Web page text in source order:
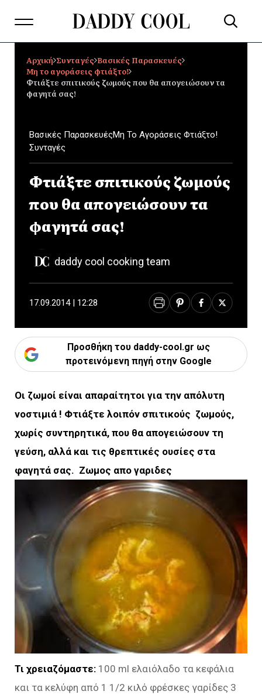
Αρχική Συνταγές Βασικές Παρασκευές
Μη το αγοράσεις φτιάξτο!
Φτιάξτε σπιτικούς ζωμούς που θα απογειώσουν τα
φαγητά σας!
Βασικές ΠαρασκευέςΜη Το Αγοράσεις Φτιάξτο!
Συνταγές
Φτιάξτε σπιτικούς ζωμούς
που θα απογειώσουν τα
φαγητά σας!
daddy cool cooking team
17.09.2014 | 12:28
Προσθήκη του daddy-cool.gr ως
προτεινόμενη πηγή στην Google
Οι ζωμοί είναι απαραίτητοι για την απόλυτη
νοστιμιά ! Φτιάξτε λοιπόν σπιτικούς ζωμούς,
χωρίς συντηρητικά, που θα απογειώσουν τη
γεύση, αλλά και τις θρεπτικές ουσίες στα
φαγητά σας. Ζωμος απο γαριδες
Τι χρειαζόμαστε: 100 ml ελαιόλαδο τα κεφάλια
και τα κελύφη από 1 1/2 κιλό φρέσκες γαρίδες 3